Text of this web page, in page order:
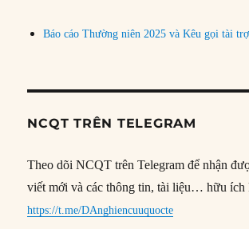
Báo cáo Thường niên 2025 và Kêu gọi tài
NCQT TRÊN TELEGRAM
Theo dõi NCQT trên Telegram để nhận
viết mới và các thông tin, tài liệu… hữu ích
https://t.me/DAnghiencuuquocte